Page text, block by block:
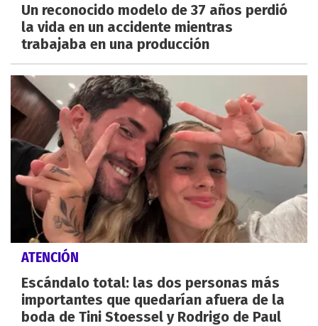
Un reconocido modelo de 37 años perdió
la vida en un accidente mientras
trabajaba en una producción
ATENCIÓN
Escándalo total: las dos personas más
importantes que quedarían afuera de la
boda de Tini Stoessel y Rodrigo de Paul